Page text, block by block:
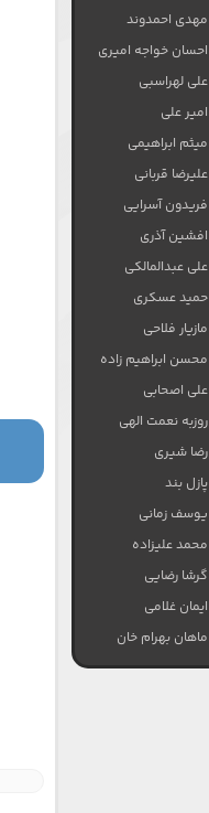
مهدی احمدوند
احسان خواجه امیری
علی لهراسبی
امیر علی
میثم ابراهیمی
علیرضا قربانی
فریدون آسرایی
افشین آذری
علی عبدالمالکی
حمید عسکری
مازیار فلاحی
محسن ابراهیم زاده
علی اصحابی
روزبه نعمت الهی
رضا شیری
پازل بند
یوسف زمانی
محمد علیزاده
گرشا رضایی
ایمان غلامی
ماهان بهرام خان